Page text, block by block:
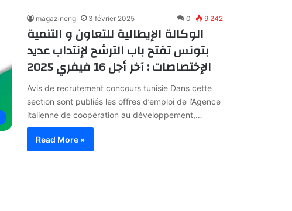
magazineng 3 février 2025 0 9 242
الوكالة الإيطالية للتعاون و التنمية
بتونس تفتح باب الترشح لإنتداب عديد
الإختصاصات : آخر أجل 16 فيفري 2025
Avis de recrutement concours tunisie Dans cette
section sont publiés les offres d’emploi de l’Agence
italienne de coopération au développement,…
Read More »